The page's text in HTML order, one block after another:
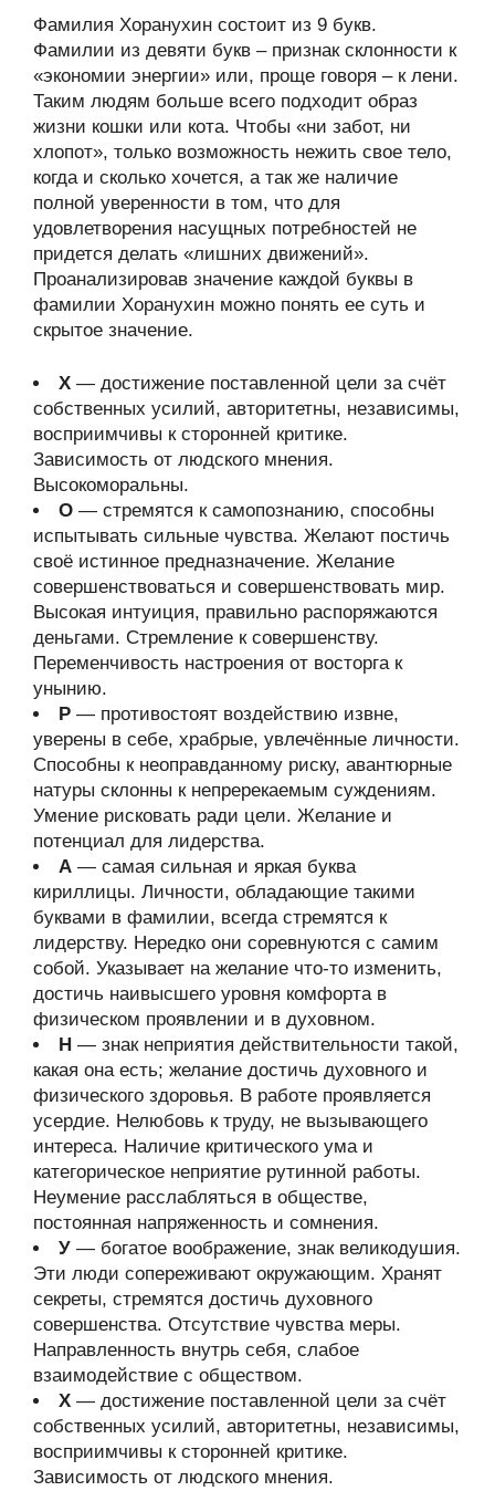
Фамилия Хоранухин состоит из 9 букв.
Фамилии из девяти букв – признак склонности к
«экономии энергии» или, проще говоря – к лени.
Таким людям больше всего подходит образ
жизни кошки или кота. Чтобы «ни забот, ни
хлопот», только возможность нежить свое тело,
когда и сколько хочется, а так же наличие
полной уверенности в том, что для
удовлетворения насущных потребностей не
придется делать «лишних движений».
Проанализировав значение каждой буквы в
фамилии Хоранухин можно понять ее суть и
скрытое значение.
Х — достижение поставленной цели за счёт
собственных усилий, авторитетны, независимы,
восприимчивы к сторонней критике.
Зависимость от людского мнения.
Высокоморальны.
О — стремятся к самопознанию, способны
испытывать сильные чувства. Желают постичь
своё истинное предназначение. Желание
совершенствоваться и совершенствовать мир.
Высокая интуиция, правильно распоряжаются
деньгами. Стремление к совершенству.
Переменчивость настроения от восторга к
унынию.
Р — противостоят воздействию извне,
уверены в себе, храбрые, увлечённые личности.
Способны к неоправданному риску, авантюрные
натуры склонны к непререкаемым суждениям.
Умение рисковать ради цели. Желание и
потенциал для лидерства.
А — самая сильная и яркая буква
кириллицы. Личности, обладающие такими
буквами в фамилии, всегда стремятся к
лидерству. Нередко они соревнуются с самим
собой. Указывает на желание что-то изменить,
достичь наивысшего уровня комфорта в
физическом проявлении и в духовном.
Н — знак неприятия действительности такой,
какая она есть; желание достичь духовного и
физического здоровья. В работе проявляется
усердие. Нелюбовь к труду, не вызывающего
интереса. Наличие критического ума и
категорическое неприятие рутинной работы.
Неумение расслабляться в обществе,
постоянная напряженность и сомнения.
У — богатое воображение, знак великодушия.
Эти люди сопереживают окружающим. Хранят
секреты, стремятся достичь духовного
совершенства. Отсутствие чувства меры.
Направленность внутрь себя, слабое
взаимодействие с обществом.
Х — достижение поставленной цели за счёт
собственных усилий, авторитетны, независимы,
восприимчивы к сторонней критике.
Зависимость от людского мнения.